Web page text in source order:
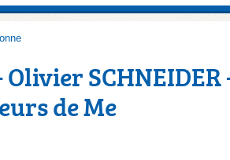
SCHNEIDER
de Me